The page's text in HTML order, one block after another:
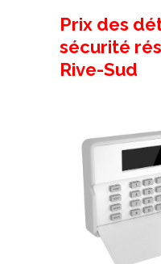
Prix des
sécurité
Rive-Sud